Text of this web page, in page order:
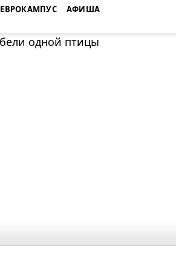
ЕВРОКАМПУС АФИША